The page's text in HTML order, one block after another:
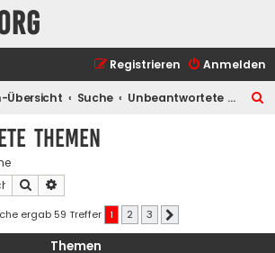
Anmelden
Registrieren
Übersicht Suche Unbeantwortete Themen
Themen
Suche
ergab 59 Treffer 1 2 3
Themen